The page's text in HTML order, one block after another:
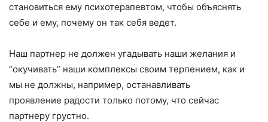
становиться ему психотерапевтом, чтобы объяснять
себе и ему, почему он так себя ведет.
Наш партнер не должен угадывать наши желания и
“окучивать” наши комплексы своим терпением, как и
мы не должны, например, останавливать
проявление радости только потому, что сейчас
партнеру грустно.